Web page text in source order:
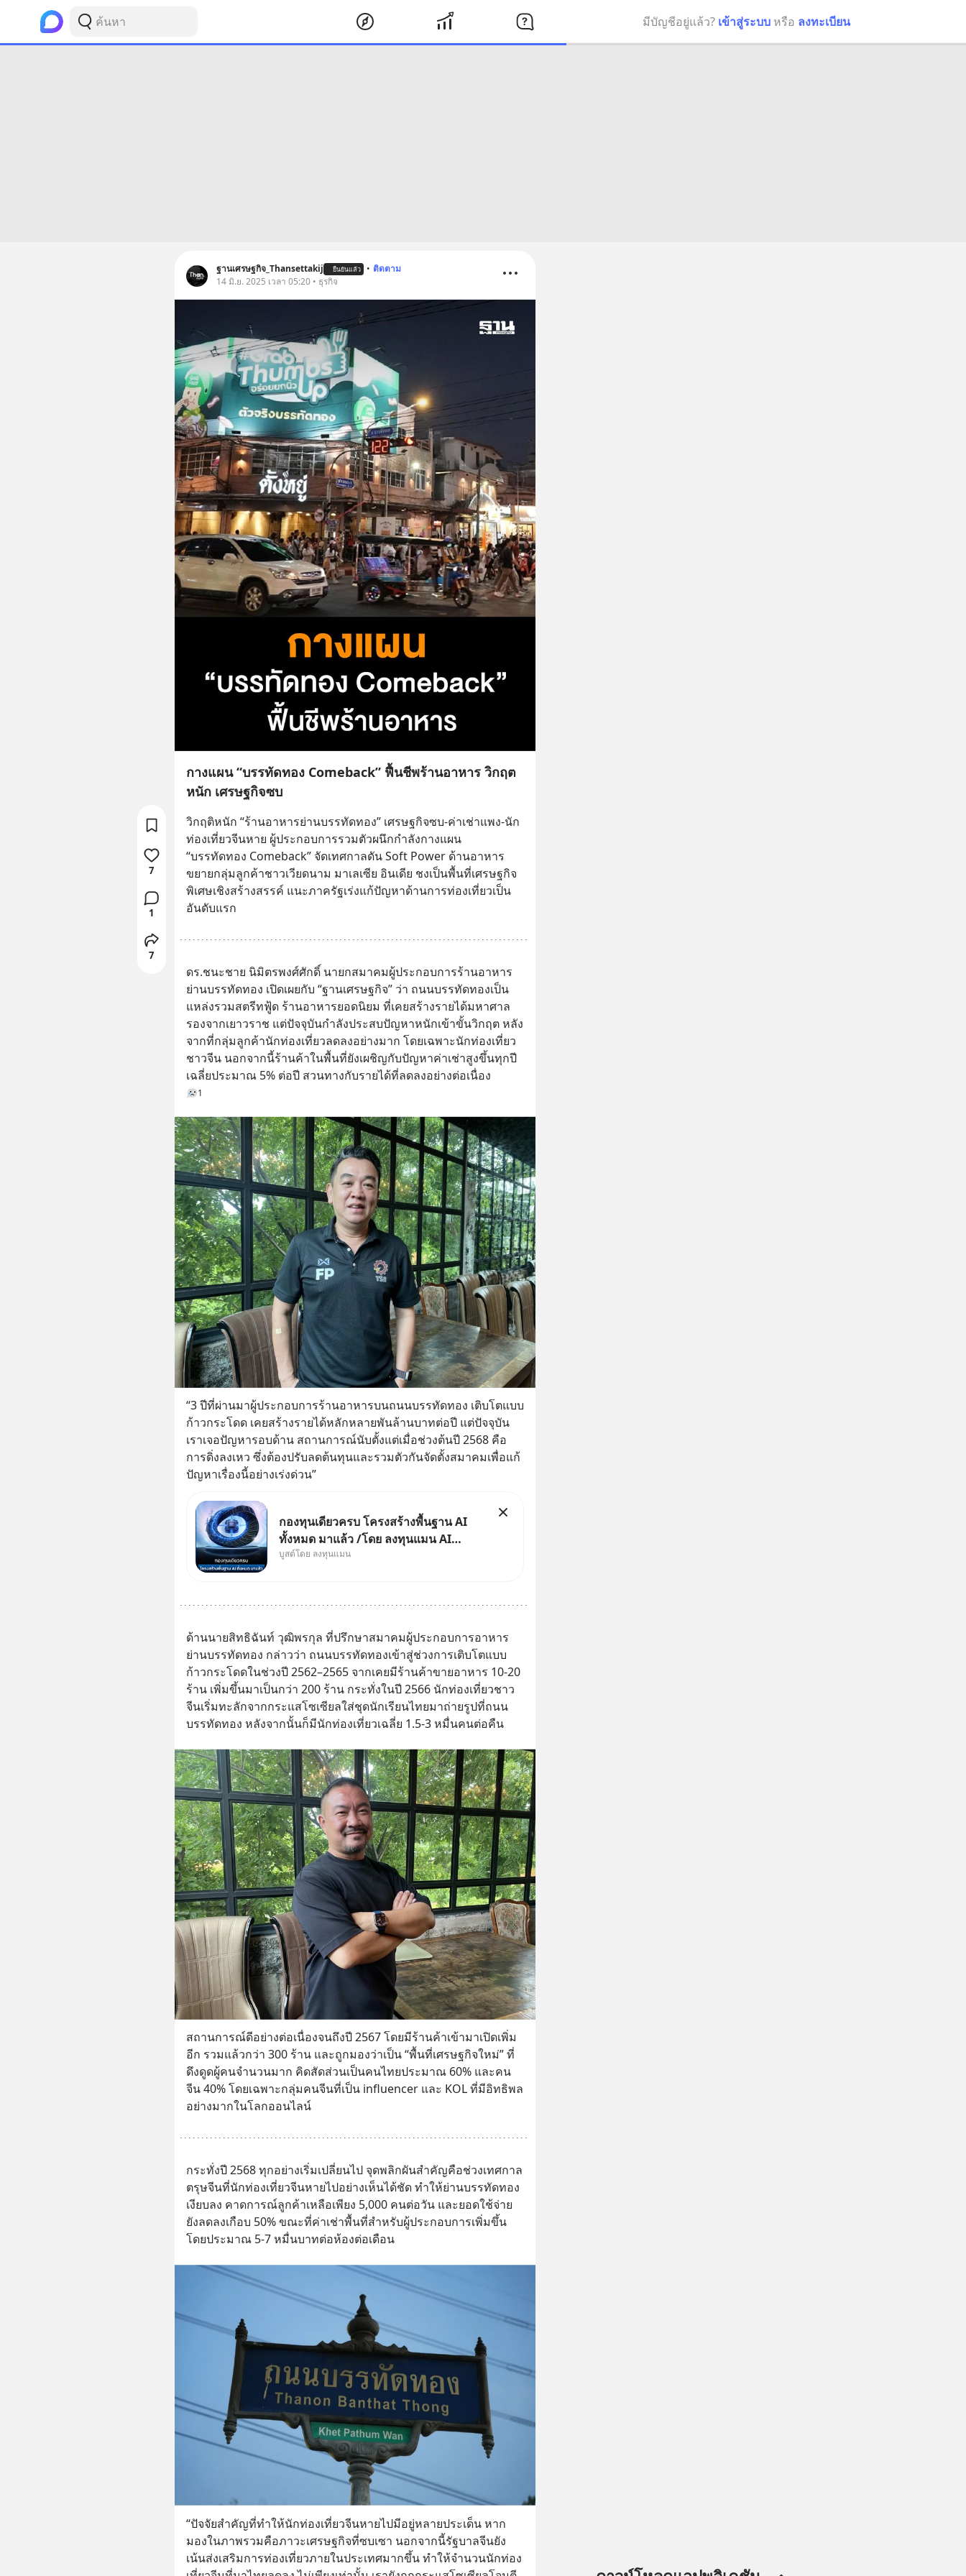
มีบัญชีอยู่แล้ว? เข้าสู่ระบบ หรือ ลงทะเบียน
ฐานเศรษฐกิจ_Thansettakij ยืนยันแล้ว • ติดตาม
14 มิ.ย. 2025 เวลา 05:20 • ธุรกิจ
กางแผน “บรรทัดทอง Comeback” ฟื้นชีพร้านอาหาร วิกฤต
หนัก เศรษฐกิจซบ
วิกฤติหนัก “ร้านอาหารย่านบรรทัดทอง” เศรษฐกิจซบ-ค่าเช่าแพง-นัก
ท่องเที่ยวจีนหาย ผู้ประกอบการรวมตัวผนึกกำลังกางแผน
“บรรทัดทอง Comeback” จัดเทศกาลดัน Soft Power ด้านอาหาร
ขยายกลุ่มลูกค้าชาวเวียดนาม มาเลเซีย อินเดีย ชงเป็นพื้นที่เศรษฐกิจ
พิเศษเชิงสร้างสรรค์ แนะภาครัฐเร่งแก้ปัญหาด้านการท่องเที่ยวเป็น
อันดับแรก
ดร.ชนะชาย นิมิตรพงศ์ศักดิ์ นายกสมาคมผู้ประกอบการร้านอาหาร
ย่านบรรทัดทอง เปิดเผยกับ “ฐานเศรษฐกิจ” ว่า ถนนบรรทัดทองเป็น
แหล่งรวมสตรีทฟู้ด ร้านอาหารยอดนิยม ที่เคยสร้างรายได้มหาศาล
รองจากเยาวราช แต่ปัจจุบันกำลังประสบปัญหาหนักเข้าขั้นวิกฤต หลัง
จากที่กลุ่มลูกค้านักท่องเที่ยวลดลงอย่างมาก โดยเฉพาะนักท่องเที่ยว
ชาวจีน นอกจากนี้ร้านค้าในพื้นที่ยังเผชิญกับปัญหาค่าเช่าสูงขึ้นทุกปี
เฉลี่ยประมาณ 5% ต่อปี สวนทางกับรายได้ที่ลดลงอย่างต่อเนื่อง
1
“3 ปีที่ผ่านมาผู้ประกอบการร้านอาหารบนถนนบรรทัดทอง เติบโตแบบ
ก้าวกระโดด เคยสร้างรายได้หลักหลายพันล้านบาทต่อปี แต่ปัจจุบัน
เราเจอปัญหารอบด้าน สถานการณ์นับตั้งแต่เมื่อช่วงต้นปี 2568 คือ
การดิ่งลงเหว ซึ่งต้องปรับลดต้นทุนและรวมตัวกันจัดตั้งสมาคมเพื่อแก้
ปัญหาเรื่องนี้อย่างเร่งด่วน”
กองทุนเดียวครบ โครงสร้างพื้นฐาน AI
ทั้งหมด มาแล้ว /โดย ลงทุนแมน AI
Supercycle คือช่วงเวลาที่เทคโนโลยี
ชีวิตของผู้คนอย่างยาวนานต่
บูสต์โดย ลงทุนแมน
ด้านนายสิทธิฉันท์ วุฒิพรกุล ที่ปรึกษาสมาคมผู้ประกอบการอาหาร
ย่านบรรทัดทอง กล่าวว่า ถนนบรรทัดทองเข้าสู่ช่วงการเติบโตแบบ
ก้าวกระโดดในช่วงปี 2562–2565 จากเคยมีร้านค้าขายอาหาร 10-20
ร้าน เพิ่มขึ้นมาเป็นกว่า 200 ร้าน กระทั่งในปี 2566 นักท่องเที่ยวชาว
จีนเริ่มทะลักจากกระแสโซเซียลใส่ชุดนักเรียนไทยมาถ่ายรูปที่ถนน
บรรทัดทอง หลังจากนั้นก็มีนักท่องเที่ยวเฉลี่ย 1.5-3 หมื่นคนต่อคืน
สถานการณ์ดีอย่างต่อเนื่องจนถึงปี 2567 โดยมีร้านค้าเข้ามาเปิดเพิ่ม
อีก รวมแล้วกว่า 300 ร้าน และถูกมองว่าเป็น “พื้นที่เศรษฐกิจใหม่” ที่
ดึงดูดผู้คนจำนวนมาก คิดสัดส่วนเป็นคนไทยประมาณ 60% และคน
จีน 40% โดยเฉพาะกลุ่มคนจีนที่เป็น influencer และ KOL ที่มีอิทธิพล
อย่างมากในโลกออนไลน์
กระทั่งปี 2568 ทุกอย่างเริ่มเปลี่ยนไป จุดพลิกผันสำคัญคือช่วงเทศกาล
ตรุษจีนที่นักท่องเที่ยวจีนหายไปอย่างเห็นได้ชัด ทำให้ย่านบรรทัดทอง
เงียบลง คาดการณ์ลูกค้าเหลือเพียง 5,000 คนต่อวัน และยอดใช้จ่าย
ยังลดลงเกือบ 50% ขณะที่ค่าเช่าพื้นที่สำหรับผู้ประกอบการเพิ่มขึ้น
โดยประมาณ 5-7 หมื่นบาทต่อห้องต่อเดือน
“ปัจจัยสำคัญที่ทำให้นักท่องเที่ยวจีนหายไปมีอยู่หลายประเด็น หาก
มองในภาพรวมคือภาวะเศรษฐกิจที่ซบเซา นอกจากนี้รัฐบาลจีนยัง
เน้นส่งเสริมการท่องเที่ยวภายในประเทศมากขึ้น ทำให้จำนวนนักท่อง
7
1
7